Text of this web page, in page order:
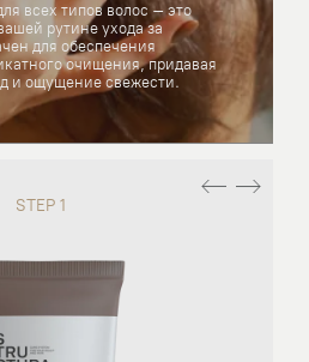
всех типов волос – это
рутине ухода за
для обеспечения
очищения, придавая
и ощущение свежести.
STEP 1